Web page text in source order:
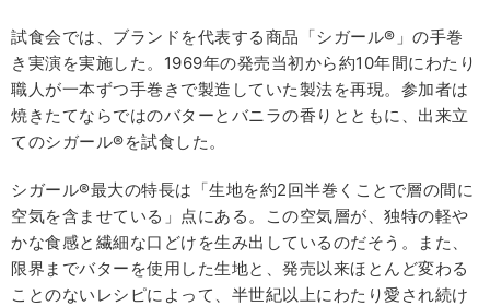
試食会では、ブランドを代表する商品「シガール®」の手巻
き実演を実施した。1969年の発売当初から約10年間にわたり
職人が一本ずつ手巻きで製造していた製法を再現。参加者は
焼きたてならではのバターとバニラの香りとともに、出来立
てのシガール®を試食した。
シガール®最大の特長は「生地を約2回半巻くことで層の間に
空気を含ませている」点にある。この空気層が、独特の軽や
かな食感と繊細な口どけを生み出しているのだそう。また、
限界までバターを使用した生地と、発売以来ほとんど変わる
ことのないレシピによって、半世紀以上にわたり愛され続け